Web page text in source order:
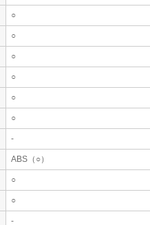
○
○
○
○
○
○
-
ABS（○）
○
○
-